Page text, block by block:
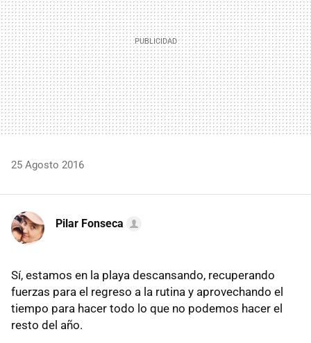
25 Agosto 2016
Pilar Fonseca
Sí, estamos en la playa descansando, recuperando
fuerzas para el regreso a la rutina y aprovechando el
tiempo para hacer todo lo que no podemos hacer el
resto del año.